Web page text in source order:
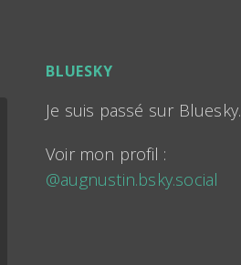
BLUESKY
Je suis passé sur Bluesky.
Voir mon profil :
@augnustin.bsky.social